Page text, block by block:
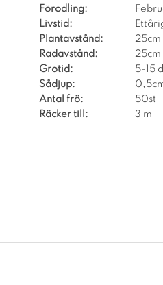
Förodling:
Livstid:
Plantavstånd:
25cm
Radavstånd:
25cm
Grotid:
5-15
Sådjup:
Antal frö:
50st
Räcker till:
3 m